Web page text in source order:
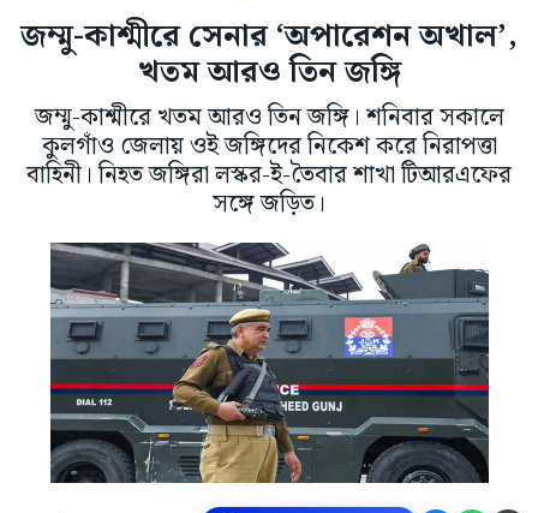
জম্মু-কাশ্মীরে সেনার ‘অপারেশন অখাল’,
খতম আরও তিন জঙ্গি
জম্মু-কাশ্মীরে খতম আরও তিন জঙ্গি। শনিবার সকালে
কুলগাঁও জেলায় ওই জঙ্গিদের নিকেশ করে নিরাপত্তা
বাহিনী। নিহত জঙ্গিরা লস্কর-ই-তৈবার শাখা টিআরএফের
সঙ্গে জড়িত।